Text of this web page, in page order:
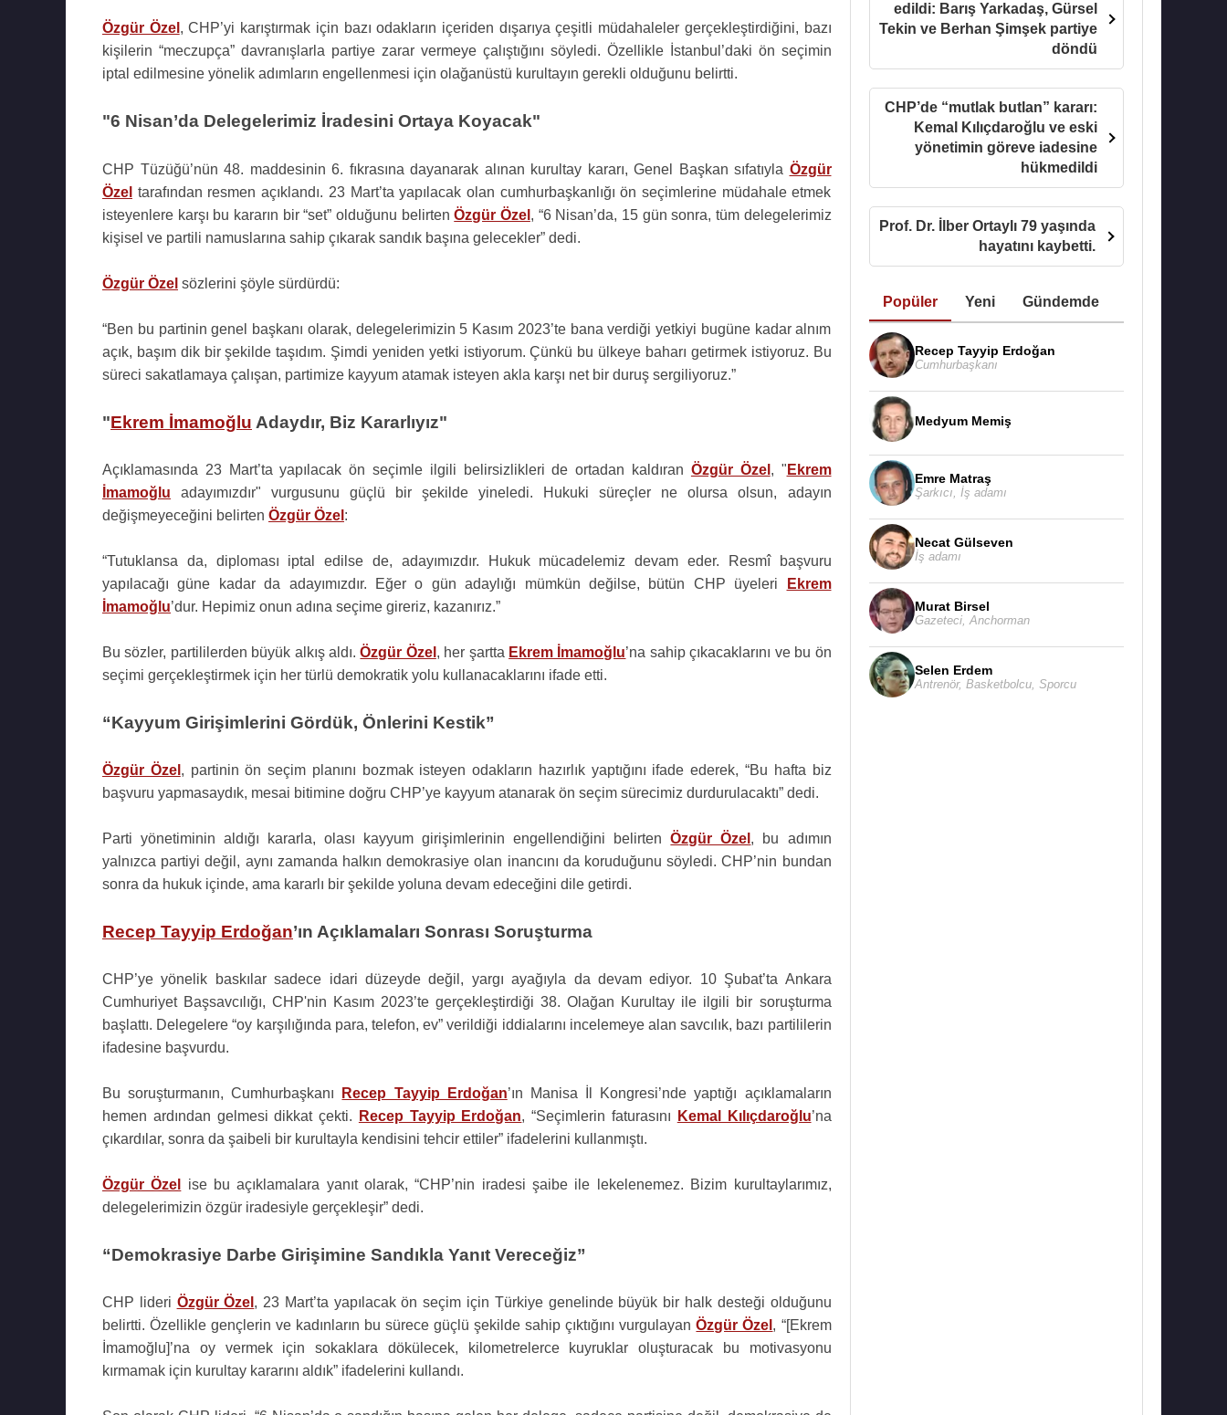
Özgür Özel , CHP’yi karıştırmak için bazı odakların içeriden dışarıya çeşitli müdahaleler gerçekleştirdiğini, bazı
kişilerin “meczupça” davranışlarla partiye zarar vermeye çalıştığını söyledi. Özellikle İstanbul’daki ön seçimin
iptal edilmesine yönelik adımların engellenmesi için olağanüstü kurultayın gerekli olduğunu belirtti.
"6 Nisan’da Delegelerimiz İradesini Ortaya Koyacak"
CHP Tüzüğü’nün 48. maddesinin 6. fıkrasına dayanarak alınan kurultay kararı, Genel Başkan sıfatıyla Özgür
Özel tarafından resmen açıklandı. 23 Mart’ta yapılacak olan cumhurbaşkanlığı ön seçimlerine müdahale etmek
isteyenlere karşı bu kararın bir “set” olduğunu belirtenÖzgür Özel , “6 Nisan’da, 15 gün sonra, tüm delegelerimiz
kişisel ve partili namuslarına sahip çıkarak sandık başına gelecekler” dedi.
Özgür Özel sözlerini şöyle sürdürdü:
“Ben bu partinin genel başkanı olarak, delegelerimizin 5 Kasım 2023’te bana verdiği yetkiyi bugüne kadar alnım
açık, başım dik bir şekilde taşıdım. Şimdi yeniden yetki istiyorum. Çünkü bu ülkeye baharı getirmek istiyoruz. Bu
süreci sakatlamaya çalışan, partimize kayyum atamak isteyen akla karşı net bir duruş sergiliyoruz.”
"Ekrem İmamoğlu Adaydır, Biz Kararlıyız"
Açıklamasında 23 Mart’ta yapılacak ön seçimle ilgili belirsizlikleri de ortadan kaldıran Özgür Özel , " Ekrem
İmamoğlu adayımızdır" vurgusunu güçlü bir şekilde yineledi. Hukuki süreçler ne olursa olsun, adayın
değişmeyeceğini belirten Özgür Özel :
“Tutuklansa da, diploması iptal edilse de, adayımızdır. Hukuk mücadelemiz devam eder. Resmî başvuru
yapılacağı güne kadar da adayımızdır. Eğer o gün adaylığı mümkün değilse, bütün CHP üyeleri
Ekrem
İmamoğlu’dur. Hepimiz onun adına seçime gireriz, kazanırız.”
Bu sözler, partililerden büyük alkış aldı.Özgür Özel , her şartta Ekrem İmamoğlu’na sahip çıkacaklarını ve bu ön
seçimi gerçekleştirmek için her türlü demokratik yolu kullanacaklarını ifade etti.
“Kayyum Girişimlerini Gördük, Önlerini Kestik”
Özgür Özel , partinin ön seçim planını bozmak isteyen odakların hazırlık yaptığını ifade ederek, “Bu hafta biz
başvuru yapmasaydık, mesai bitimine doğru CHP’ye kayyum atanarak ön seçim sürecimiz durdurulacaktı” dedi.
Parti yönetiminin aldığı kararla, olası kayyum girişimlerinin engellendiğini belirtenÖzgür Özel , bu adımın
yalnızca partiyi değil, aynı zamanda halkın demokrasiye olan inancını da koruduğunu söyledi. CHP’nin bundan
sonra da hukuk içinde, ama kararlı bir şekilde yoluna devam edeceğini dile getirdi.
Recep Tayyip Erdoğan’ın Açıklamaları Sonrası Soruşturma
CHP’ye yönelik baskılar sadece idari düzeyde değil, yargı ayağıyla da devam ediyor. 10 Şubat’ta Ankara
Cumhuriyet Başsavcılığı, CHP'nin Kasım 2023’te gerçekleştirdiği 38. Olağan Kurultay ile ilgili bir soruşturma
başlattı. Delegelere “oy karşılığında para, telefon, ev” verildiği iddialarını incelemeye alan savcılık, bazı partililerin
ifadesine başvurdu.
Bu soruşturmanın, Cumhurbaşkanı Recep Tayyip Erdoğan’ın Manisa İl Kongresi’nde yaptığı açıklamaların
hemen ardından gelmesi dikkat çekti.
Recep Tayyip Erdoğan, “Seçimlerin faturasını Kemal Kılıçdaroğlu’na
çıkardılar, sonra da şaibeli bir kurultayla kendisini tehcir ettiler” ifadelerini kullanmıştı.
Özgür Özel
ise bu açıklamalara yanıt olarak, “CHP’nin iradesi şaibe ile lekelenemez. Bizim kurultaylarımız,
delegelerimizin özgür iradesiyle gerçekleşir” dedi.
“Demokrasiye Darbe Girişimine Sandıkla Yanıt Vereceğiz”
CHP lideri Özgür Özel , 23 Mart’ta yapılacak ön seçim için Türkiye genelinde büyük bir halk desteği olduğunu
belirtti. Özellikle gençlerin ve kadınların bu sürece güçlü şekilde sahip çıktığını vurgulayanÖzgür Özel , “[Ekrem
İmamoğlu]’na oy vermek için sokaklara dökülecek, kilometrelerce kuyruklar oluşturacak bu motivasyonu
kırmamak için kurultay kararını aldık” ifadelerini kullandı.
edildi: Barış Yarkadaş, Gürsel
Tekin ve Berhan Şimşek partiye
döndü
CHP’de “mutlak butlan” kararı:
Kemal Kılıçdaroğlu ve eski
yönetimin göreve iadesine
hükmedildi
Prof. Dr. İlber Ortaylı 79 yaşında
hayatını kaybetti.
Popüler Yeni Gündemde
Recep Tayyip Erdoğan
Cumhurbaşkanı
Medyum Memiş
Emre Matraş
Şarkıcı İş adamı
Necat Gülseven
İş adamı
Murat Birsel
Gazeteci, Anchorman
Selen Erdem
Antrenör, Basketbolcu, Sporcu